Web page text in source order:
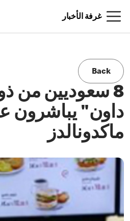
غرفة الأخبار
Back
8 سعوديين من
داون" يباشرون
ماكدونالدز